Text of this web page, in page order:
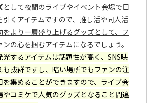
として夜間のライブやイベント会場で目
引くアイテムですので、 推し活や同人活
をより一層盛り上げるグッズとして、フ
ンの心を掴むアイテムになるでしょう。
光するアイテムは話題性が高く、SNS映
も抜群ですし、暗い場所でもファンの注
を集めることができますので、ライブ会
やコミケで人気のグッズとなること間違